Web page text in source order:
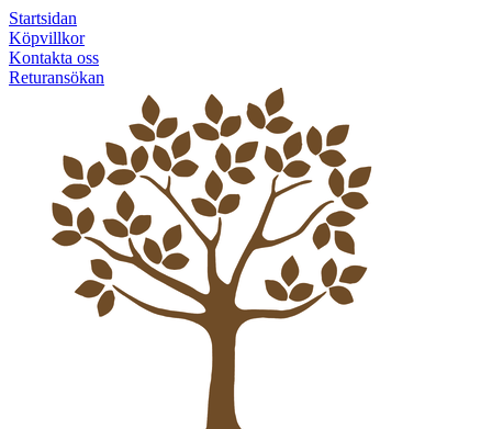
Startsidan
Köpvillkor
Kontakta oss
Returansökan